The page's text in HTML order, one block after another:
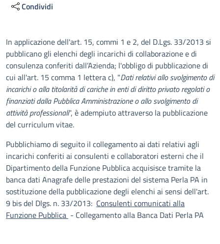
Condividi
Descrizione
In applicazione dell'art. 15, commi 1 e 2, del D.Lgs. 33/2013 si
pubblicano gli elenchi degli incarichi di collaborazione e di
consulenza conferiti dall’Azienda; l'obbligo di pubblicazione di
cui all'art. 15 comma 1 lettera c), "Dati relativi allo svolgimento di
incarichi o alla titolarità di cariche in enti di diritto privato regolati o
finanziati dalla Pubblica Amministrazione o allo svolgimento di
attività professionali", è adempiuto attraverso la pubblicazione
del curriculum vitae.
Pubblichiamo di seguito il collegamento ai dati relativi agli
incarichi conferiti ai consulenti e collaboratori esterni che il
Dipartimento della Funzione Pubblica acquisisce tramite la
banca dati Anagrafe delle prestazioni del sistema Perla PA in
sostituzione della pubblicazione degli elenchi ai sensi dell'art.
9 bis del Dlgs. n. 33/2013: Consulenti comunicati alla
Funzione Pubblica - Collegamento alla Banca Dati Perla PA